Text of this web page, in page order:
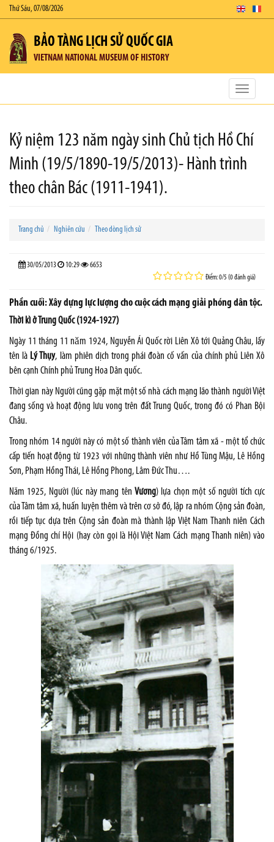
Thứ Sáu, 07/08/2026
BẢO TÀNG LỊCH SỬ QUỐC GIA
VIETNAM NATIONAL MUSEUM OF HISTORY
Toggle
Kỷ niệm 123 năm ngày sinh Chủ tịch Hồ Chí
Minh (19/5/1890-19/5/2013)- Hành trình
theo chân Bác (1911-1941).
Trang chủ Nghiên cứu Theo dòng lịch sử
30/05/2013 10:29 6653
Điểm: 0/5 (0 đánh giá)
Phần cuối: Xây dựng lực lượng cho cuộc cách mạng giải phóng dân tộc.
Thời kì ở Trung Quốc (1924-1927)
Ngày 11 tháng 11 nǎm 1924, Nguyễn Ái Quốc rời Liên Xô tới Quảng Châu, lấy
tên là Lý Thụy, làm phiên dịch trong phái đoàn cố vấn của chính phủ Liên Xô
bên cạnh Chính phủ Trung Hoa Dân quốc.
Thời gian này Người cũng gặp mặt một số nhà cách mạng lão thành người Việt
đang sống và hoạt động lưu vong trên đất Trung Quốc, trong đó có Phan Bội
Châu.
Trong nhóm 14 người này có một số thành viên của Tâm tâm xã - một tổ chức
cấp tiến hoạt động từ 1923 với những thành viên như Hồ Tùng Mậu, Lê Hồng
Sơn, Phạm Hồng Thái, Lê Hồng Phong, Lâm Đức Thu….
Năm 1925, Người (lúc này mang tên Vương) lựa chọn một số người tích cực
của Tâm tâm xã, huấn luyện thêm và trên cơ sở đó, lập ra nhóm Cộng sản đoàn,
rồi tiếp tục dựa trên Cộng sản đoàn mà thành lập Việt Nam Thanh niên Cách
mạng Đồng chí Hội (hay còn gọi là Hội Việt Nam Cách mạng Thanh niên) vào
tháng 6/1925.